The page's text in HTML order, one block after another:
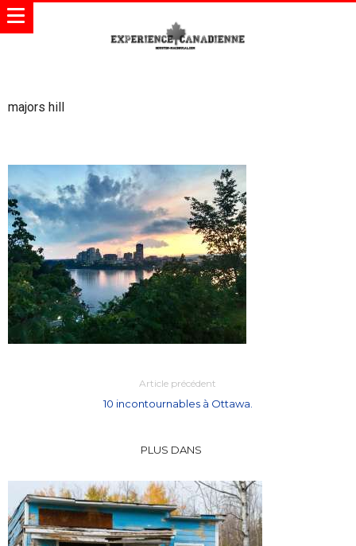
majors hill
Article précédent
10 incontournables à Ottawa.
PLUS DANS